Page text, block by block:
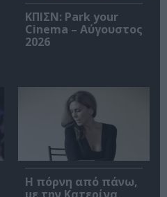
ΚΠΙΣΝ: Park your
Cinema – Αύγουστος
2026
Η πόρνη από πάνω,